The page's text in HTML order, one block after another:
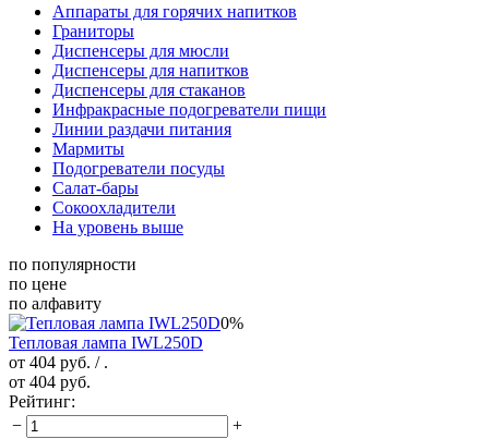
Аппараты для горячих напитков
Граниторы
Диспенсеры для мюсли
Диспенсеры для напитков
Диспенсеры для стаканов
Инфракрасные подогреватели пищи
Линии раздачи питания
Мармиты
Подогреватели посуды
Салат-бары
Сокоохладители
На уровень выше
по популярности
по цене
по алфавиту
0%
Тепловая лампа IWL250D
от 404 руб. / .
от 404 руб.
Рейтинг:
−
+